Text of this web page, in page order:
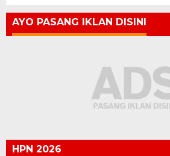
AYO PASANG IKLAN DISINI
HPN 2026